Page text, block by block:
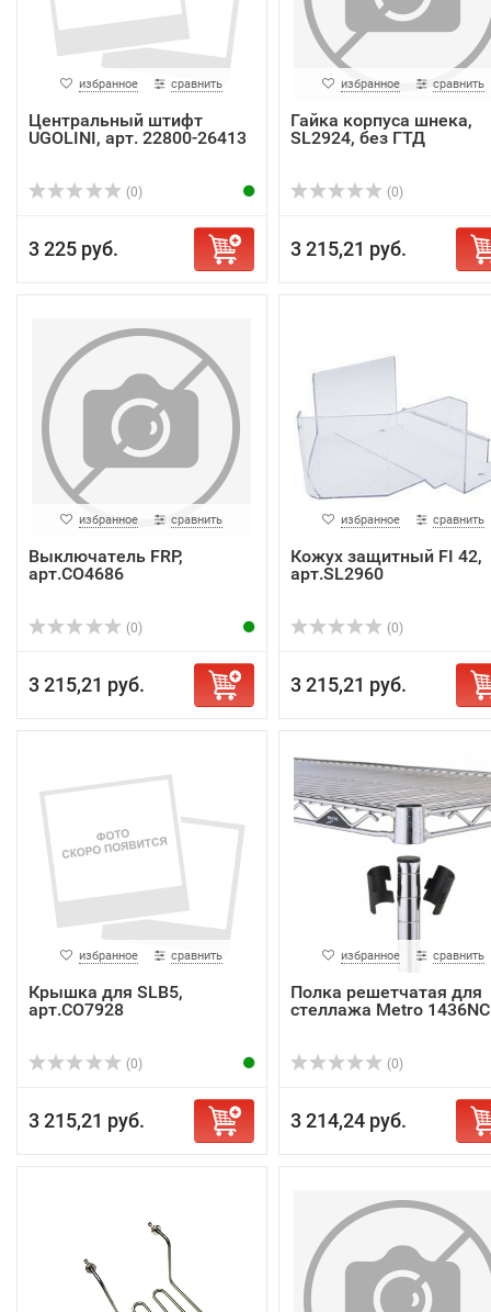
избранное сравнить
Центральный штифт
UGOLINI, арт. 22800-26413
(0)
3 225 руб.
избранное сравнить
Гайка корпуса шнека,
SL2924, без ГТД
(0)
3 215,21 руб.
избранное сравнить
Выключатель FRP,
арт.CO4686
(0)
3 215,21 руб.
избранное сравнить
Кожух защитный FI 42,
арт.SL2960
(0)
3 215,21 руб.
избранное сравнить
Крышка для SLB5,
арт.CO7928
(0)
3 215,21 руб.
избранное сравнить
Полка решетчатая для
стеллажа Metro 1436NC
(0)
3 214,24 руб.